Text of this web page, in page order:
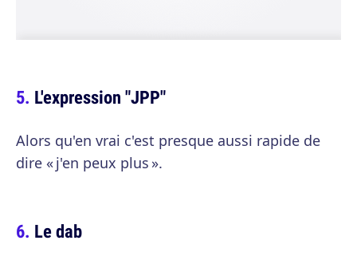
L'expression "JPP"
Alors qu'en vrai c'est presque aussi rapide de
dire « j'en peux plus ».
Le dab